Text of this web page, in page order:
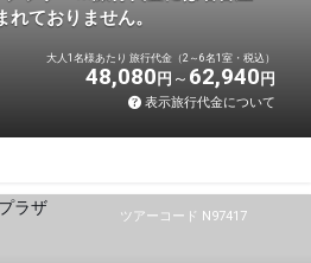
ておりません。
大人1名様あたり 旅行代金（2～6名1室・税込）
48,080 円 62,940 円
表示旅行代金について
ツアーコード N97417